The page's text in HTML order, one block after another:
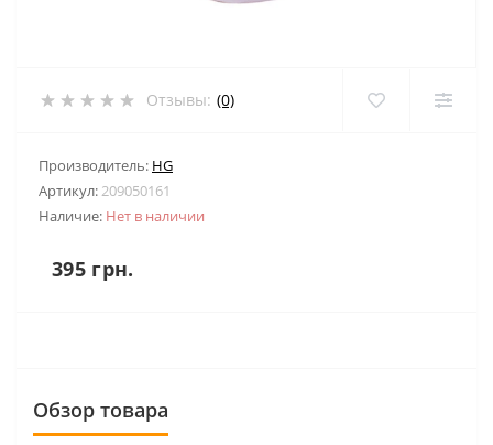
Отзывы: (0)
Производитель: HG
Артикул:209050161
Наличие: Нет в наличии
395 грн.
Обзор товара